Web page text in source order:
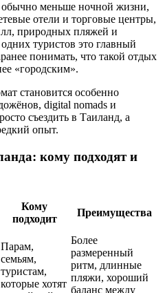
обычно меньше ночной жизни,
отели и торговые центры,
природных пляжей и
туристов это главный
понимать, что такой отдых
«городским».
становится особенно
digital nomads и
съездить в Таиланд, а
опыт.
кому подходят и
Кому
подходит
Преимущества
Парам,
семьям,
туристам,
которые хотят
Более
размеренный
ритм, длинные
пляжи, хороший
баланс между